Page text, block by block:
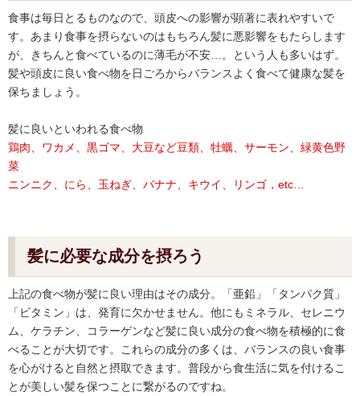
食事は毎日とるものなので、頭皮への影響が顕著に表れやすいで
す。あまり食事を摂らないのはもちろん髪に悪影響をもたらします
が、きちんと食べているのに薄毛が不安…。という人も多いはず。
髪や頭皮に良い食べ物を日ごろからバランスよく食べて健康な髪を
保ちましょう。
髪に良いといわれる食べ物
鶏肉、ワカメ、黒ゴマ、大豆など豆類、牡蠣、サーモン、緑黄色野
菜
ニンニク、にら、玉ねぎ、バナナ、キウイ、リンゴ，etc…
髪に必要な成分を摂ろう
上記の食べ物が髪に良い理由はその成分。「亜鉛」「タンパク質」
「ビタミン」は、発育に欠かせません。他にもミネラル、セレニウ
ム、ケラチン、コラーゲンなど髪に良い成分の食べ物を積極的に食
べることが大切です。これらの成分の多くは、バランスの良い食事
を心がけると自然と摂取できます。普段から食生活に気を付けるこ
とが美しい髪を保つことに繋がるのですね。